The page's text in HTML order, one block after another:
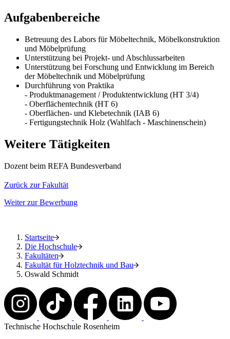
Aufgabenbereiche
Betreuung des Labors für Möbeltechnik, Möbelkonstruktion
und Möbelprüfung
Unterstützung bei Projekt- und Abschlussarbeiten
Unterstützung bei Forschung und Entwicklung im Bereich
der Möbeltechnik und Möbelprüfung
Durchführung von Praktika
- Produktmanagement / Produktentwicklung (HT 3/4)
- Oberflächentechnik (HT 6)
- Oberflächen- und Klebetechnik (IAB 6)
- Fertigungstechnik Holz (Wahlfach - Maschinenschein)
Weitere Tätigkeiten
Dozent beim REFA Bundesverband
Zurück zur Fakultät
Weiter zur Bewerbung
Startseite
Die Hochschule
Fakultäten
Fakultät für Holztechnik und Bau
Oswald Schmidt
Technische Hochschule Rosenheim